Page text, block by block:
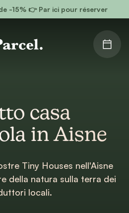
-15% 👉 Par ici pour réserver
casa
in Aisne
Tiny Houses nell'Aisne
della natura sulla terra dei
locali.